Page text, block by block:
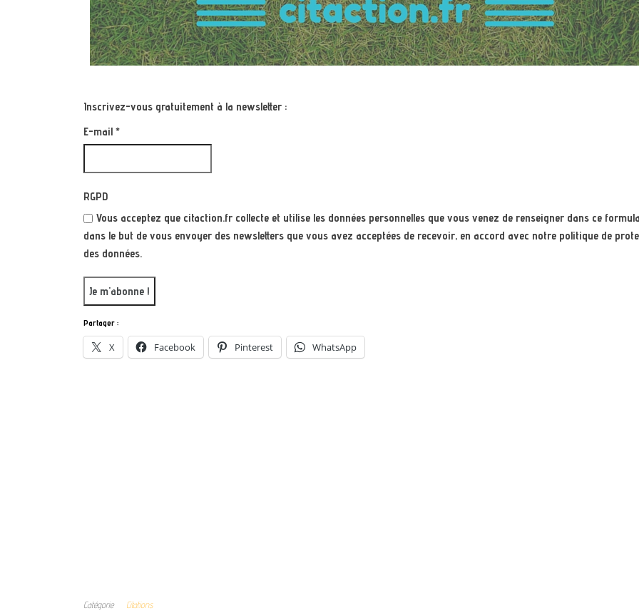
Inscrivez-vous gratuitement à la newsletter :
E-mail *
RGPD
Vous acceptez que citaction.fr collecte et utilise les données personnelles que vous venez de renseigner dans ce
dans le but de vous envoyer des newsletters que vous avez acceptées de recevoir, en accord avec notre politique de
des données.
Partager :
X Facebook Pinterest WhatsApp
Catégorie Citations